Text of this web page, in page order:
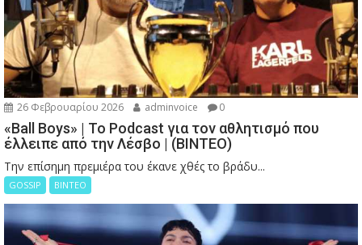
26 Φεβρουαρίου 2026 adminvoice 0
«Ball Boys» | Το Podcast για τον αθλητισμό που
έλλειπε από την Λέσβο | (ΒΙΝΤΕΟ)
Την επίσημη πρεμιέρα του έκανε χθές το βράδυ...
GOSSIP ΒΙΝΤΕΟ